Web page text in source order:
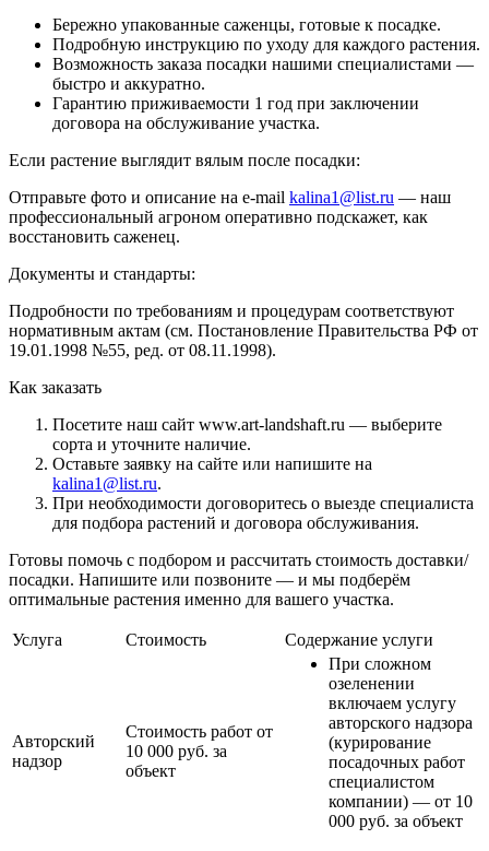
Бережно упакованные саженцы, готовые к посадке.
Подробную инструкцию по уходу для каждого растения.
Возможность заказа посадки нашими специалистами —
быстро и аккуратно.
Гарантию приживаемости 1 год при заключении
договора на обслуживание участка.
Если растение выглядит вялым после посадки:
Отправьте фото и описание на e-mail kalina1@list.ru — наш
профессиональный агроном оперативно подскажет, как
восстановить саженец.
Документы и стандарты:
Подробности по требованиям и процедурам соответствуют
нормативным актам (см. Постановление Правительства РФ от
19.01.1998 №55, ред. от 08.11.1998).
Как заказать
Посетите наш сайт www.art-landshaft.ru — выберите
сорта и уточните наличие.
Оставьте заявку на сайте или напишите на
kalina1@list.ru.
При необходимости договоритесь о выезде специалиста
для подбора растений и договора обслуживания.
Готовы помочь с подбором и рассчитать стоимость доставки/
посадки. Напишите или позвоните — и мы подберём
оптимальные растения именно для вашего участка.
Услуга Стоимость Содержание услуги
Авторский
надзор
Стоимость работ от
10 000 руб. за
объект
При сложном
озеленении
включаем услугу
авторского надзора
(курирование
посадочных работ
специалистом
компании) — от 10
000 руб. за объект